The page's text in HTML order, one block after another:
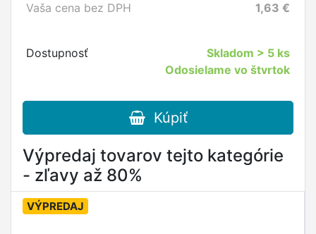
Vaša cena bez DPH
1,63 €
Dostupnosť Skladom > 5 ks
Odosielame vo štvrtok
Kúpiť
Výpredaj tovarov tejto kategórie
- zľavy až 80%
VÝPREDAJ